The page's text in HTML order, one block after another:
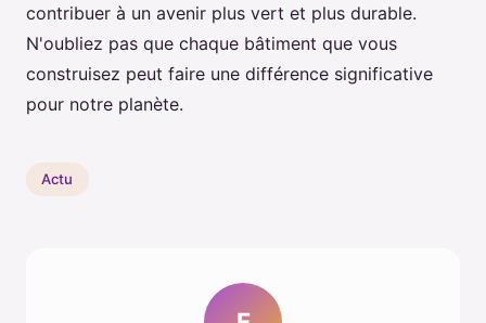
contribuer à un avenir plus vert et plus durable.
N'oubliez pas que chaque bâtiment que vous
construisez peut faire une différence significative
pour notre planète.
Actu